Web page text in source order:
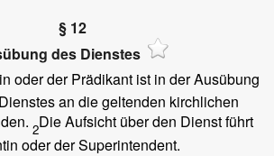
§ 12
des Dienstes
oder der Prädikant ist in der Ausübung
an die geltenden kirchlichen
2Die Aufsicht über den Dienst führt
oder der Superintendent.